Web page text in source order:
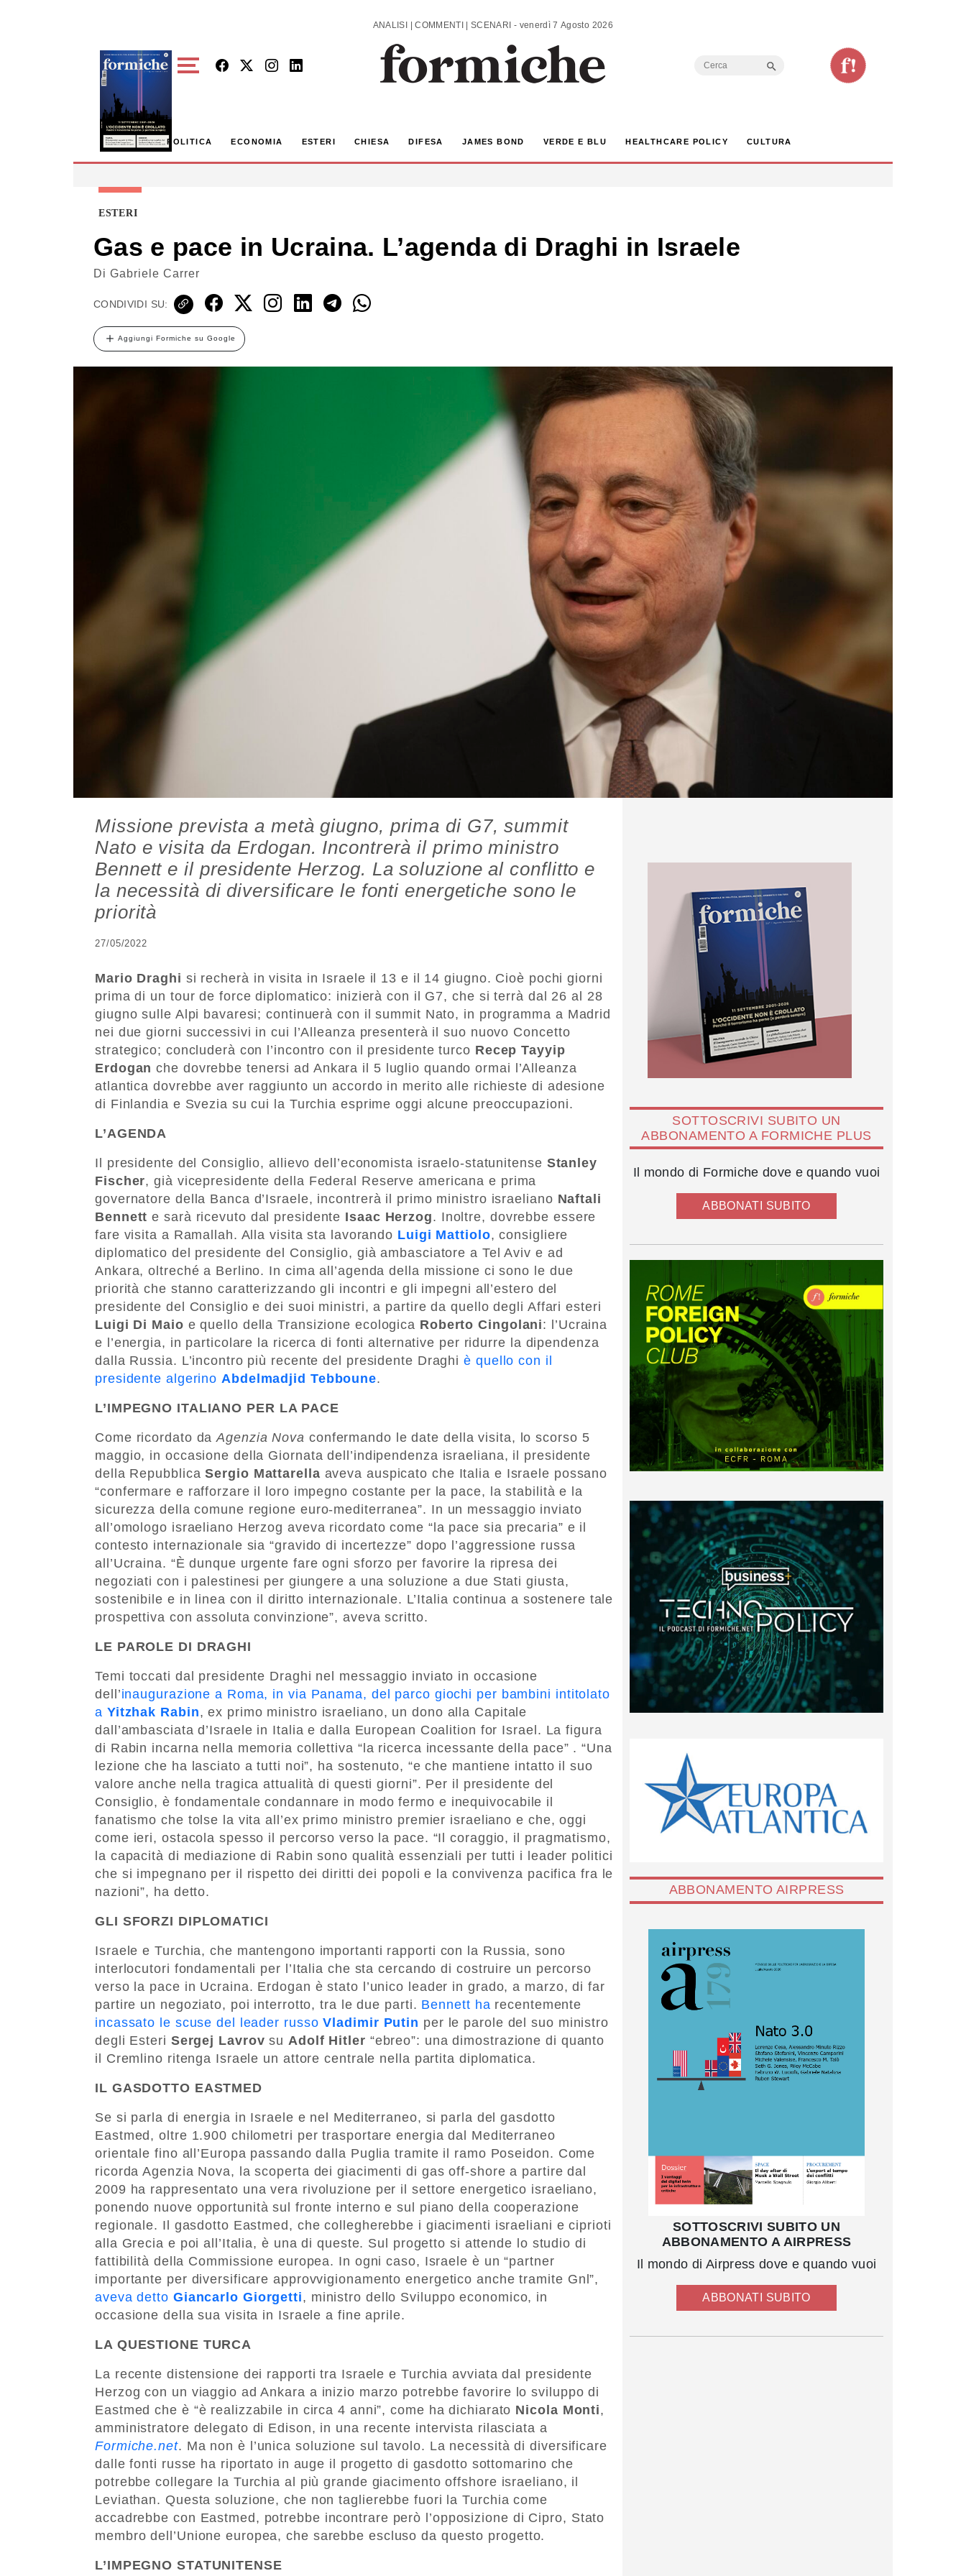
ANALISI | COMMENTI | SCENARI - venerdì 7 Agosto 2026
Search
POLITICA ECONOMIA ESTERI CHIESA DIFESA JAMES BOND VERDE E BLU HEALTHCARE POLICY CULTURA
ESTERI
Gas e pace in Ucraina. L’agenda di Draghi in Israele
Di Gabriele Carrer
CONDIVIDI SU:
Aggiungi Formiche su Google
Missione prevista a metà giugno, prima di G7, summit
Nato e visita da Erdogan. Incontrerà il primo ministro
Bennett e il presidente Herzog. La soluzione al conflitto e
la necessità di diversificare le fonti energetiche sono le
priorità
27/05/2022
Mario Draghi si recherà in visita in Israele il 13 e il 14 giugno. Cioè pochi giorni
prima di un tour de force diplomatico: inizierà con il G7, che si terrà dal 26 al 28
giugno sulle Alpi bavaresi; continuerà con il summit Nato, in programma a Madrid
nei due giorni successivi in cui l’Alleanza presenterà il suo nuovo Concetto
strategico; concluderà con l’incontro con il presidente turco Recep Tayyip
Erdogan che dovrebbe tenersi ad Ankara il 5 luglio quando ormai l’Alleanza
atlantica dovrebbe aver raggiunto un accordo in merito alle richieste di adesione
di Finlandia e Svezia su cui la Turchia esprime oggi alcune preoccupazioni.
L’AGENDA
Il presidente del Consiglio, allievo dell’economista israelo-statunitense Stanley
Fischer, già vicepresidente della Federal Reserve americana e prima
governatore della Banca d’Israele, incontrerà il primo ministro israeliano Naftali
Bennett e sarà ricevuto dal presidente Isaac Herzog. Inoltre, dovrebbe essere
fare visita a Ramallah. Alla visita sta lavorando Luigi Mattiolo, consigliere
diplomatico del presidente del Consiglio, già ambasciatore a Tel Aviv e ad
Ankara, oltreché a Berlino. In cima all’agenda della missione ci sono le due
priorità che stanno caratterizzando gli incontri e gli impegni all’estero del
presidente del Consiglio e dei suoi ministri, a partire da quello degli Affari esteri
Luigi Di Maio e quello della Transizione ecologica Roberto Cingolani: l’Ucraina
e l’energia, in particolare la ricerca di fonti alternative per ridurre la dipendenza
dalla Russia. L’incontro più recente del presidente Draghiè quello con il
presidente algerino Abdelmadjid Tebboune.
L’IMPEGNO ITALIANO PER LA PACE
Come ricordato daAgenzia Nova confermando le date della visita, lo scorso 5
maggio, in occasione della Giornata dell’indipendenza israeliana, il presidente
della Repubblica Sergio Mattarella aveva auspicato che Italia e Israele possano
“confermare e rafforzare il loro impegno costante per la pace, la stabilità e la
sicurezza della comune regione euro-mediterranea”. In un messaggio inviato
all’omologo israeliano Herzog aveva ricordato come “la pace sia precaria” e il
contesto internazionale sia “gravido di incertezze” dopo l’aggressione russa
all’Ucraina. “È dunque urgente fare ogni sforzo per favorire la ripresa dei
negoziati con i palestinesi per giungere a una soluzione a due Stati giusta,
sostenibile e in linea con il diritto internazionale. L’Italia continua a sostenere tale
prospettiva con assoluta convinzione”, aveva scritto.
LE PAROLE DI DRAGHI
Temi toccati dal presidente Draghi nel messaggio inviato in occasione
dell’inaugurazione a Roma, in via Panama, del parco giochi per bambini intitolato
a Yitzhak Rabin, ex primo ministro israeliano, un dono alla Capitale
dall’ambasciata d’Israele in Italia e dalla European Coalition for Israel. La figura
di Rabin incarna nella memoria collettiva “la ricerca incessante della pace” . “Una
lezione che ha lasciato a tutti noi”, ha sostenuto, “e che mantiene intatto il suo
valore anche nella tragica attualità di questi giorni”. Per il presidente del
Consiglio, è fondamentale condannare in modo fermo e inequivocabile il
fanatismo che tolse la vita all’ex primo ministro premier israeliano e che, oggi
come ieri, ostacola spesso il percorso verso la pace. “Il coraggio, il pragmatismo,
la capacità di mediazione di Rabin sono qualità essenziali per tutti i leader politici
che si impegnano per il rispetto dei diritti dei popoli e la convivenza pacifica fra le
nazioni”, ha detto.
GLI SFORZI DIPLOMATICI
Israele e Turchia, che mantengono importanti rapporti con la Russia, sono
interlocutori fondamentali per l’Italia che sta cercando di costruire un percorso
verso la pace in Ucraina. Erdogan è stato l’unico leader in grado, a marzo, di far
partire un negoziato, poi interrotto, tra le due parti. Bennett ha recentemente
incassato le scuse del leader russoVladimir Putin per le parole del suo ministro
degli Esteri Sergej Lavrov su Adolf Hitler “ebreo”: una dimostrazione di quanto
il Cremlino ritenga Israele un attore centrale nella partita diplomatica.
IL GASDOTTO EASTMED
Se si parla di energia in Israele e nel Mediterraneo, si parla del gasdotto
Eastmed, oltre 1.900 chilometri per trasportare energia dal Mediterraneo
orientale fino all’Europa passando dalla Puglia tramite il ramo Poseidon. Come
ricorda Agenzia Nova, la scoperta dei giacimenti di gas off-shore a partire dal
2009 ha rappresentato una vera rivoluzione per il settore energetico israeliano,
ponendo nuove opportunità sul fronte interno e sul piano della cooperazione
regionale. Il gasdotto Eastmed, che collegherebbe i giacimenti israeliani e ciprioti
alla Grecia e poi all’Italia, è una di queste. Sul progetto si attende lo studio di
fattibilità della Commissione europea. In ogni caso, Israele è un “partner
importante per diversificare approvvigionamento energetico anche tramite Gnl”,
aveva detto Giancarlo Giorgetti, ministro dello Sviluppo economico, in
occasione della sua visita in Israele a fine aprile.
LA QUESTIONE TURCA
La recente distensione dei rapporti tra Israele e Turchia avviata dal presidente
Herzog con un viaggio ad Ankara a inizio marzo potrebbe favorire lo sviluppo di
Eastmed che è “è realizzabile in circa 4 anni”, come ha dichiarato Nicola Monti,
amministratore delegato di Edison, in una recente intervista rilasciata a
Formiche.net. Ma non è l’unica soluzione sul tavolo. La necessità di diversificare
dalle fonti russe ha riportato in auge il progetto di gasdotto sottomarino che
potrebbe collegare la Turchia al più grande giacimento offshore israeliano, il
Leviathan. Questa soluzione, che non taglierebbe fuori la Turchia come
accadrebbe con Eastmed, potrebbe incontrare però l’opposizione di Cipro, Stato
membro dell’Unione europea, che sarebbe escluso da questo progetto.
L’IMPEGNO STATUNITENSE
SOTTOSCRIVI SUBITO UN
ABBONAMENTO A FORMICHE PLUS
Il mondo di Formiche dove e quando vuoi
ABBONATI SUBITO
ABBONAMENTO AIRPRESS
SOTTOSCRIVI SUBITO UN
ABBONAMENTO A AIRPRESS
Il mondo di Airpress dove e quando vuoi
ABBONATI SUBITO